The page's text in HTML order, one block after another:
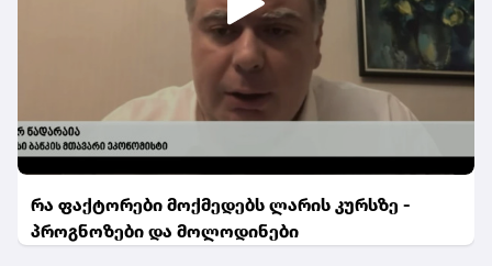
რა ფაქტორები მოქმედებს ლარის კურსზე -
პროგნოზები და მოლოდინები